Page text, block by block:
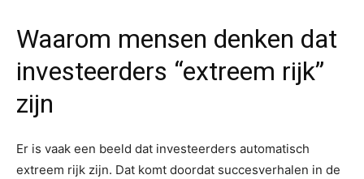
Waarom mensen denken dat
investeerders “extreem rijk”
zijn
Er is vaak een beeld dat investeerders automatisch
extreem rijk zijn. Dat komt doordat succesverhalen in de